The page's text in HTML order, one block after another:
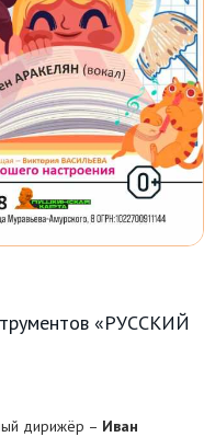
«РУССКИЙ
дирижёр – Иван